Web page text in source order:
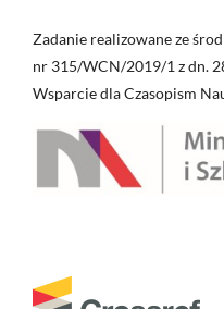
Zadanie realizowane ze
nr 315/WCN/2019/1 z dn.
Wsparcie dla Czasopism